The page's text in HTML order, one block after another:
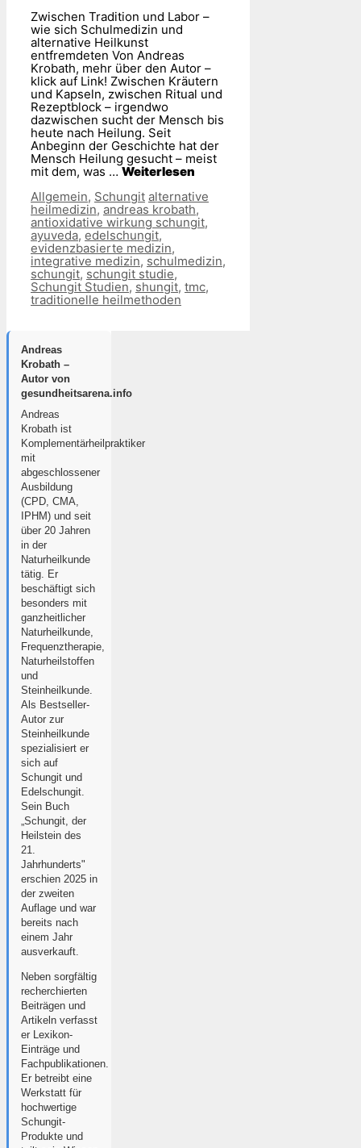
Zwischen Tradition und Labor –
wie sich Schulmedizin und
alternative Heilkunst
entfremdeten Von Andreas
Krobath, mehr über den Autor –
klick auf Link! Zwischen Kräutern
und Kapseln, zwischen Ritual und
Rezeptblock – irgendwo
dazwischen sucht der Mensch bis
heute nach Heilung. Seit
Anbeginn der Geschichte hat der
Mensch Heilung gesucht – meist
mit dem, was …Weiterlesen
Kategorien
Allgemein, Schungit Schlagwörter
alternative
heilmedizin, andreas krobath,
antioxidative wirkung schungit,
ayuveda, edelschungit,
evidenzbasierte medizin,
integrative medizin, schulmedizin,
schungit, schungit studie,
Schungit Studien, shungit, tmc,
traditionelle heilmethoden
Andreas
Krobath –
Autor von
gesundheitsarena.info
Andreas
Krobath ist
Komplementärheilpraktiker
mit
abgeschlossener
Ausbildung
(CPD, CMA,
IPHM) und seit
über 20 Jahren
in der
Naturheilkunde
tätig. Er
beschäftigt sich
besonders mit
ganzheitlicher
Naturheilkunde,
Frequenztherapie,
Naturheilstoffen
und
Steinheilkunde.
Als Bestseller-
Autor zur
Steinheilkunde
spezialisiert er
sich auf
Schungit und
Edelschungit.
Sein Buch
„Schungit, der
Heilstein des
21.
Jahrhunderts"
erschien 2025 in
der zweiten
Auflage und war
bereits nach
einem Jahr
ausverkauft.
Neben sorgfältig
recherchierten
Beiträgen und
Artikeln verfasst
er Lexikon-
Einträge und
Fachpublikationen.
Er betreibt eine
Werkstatt für
hochwertige
Schungit-
Produkte und